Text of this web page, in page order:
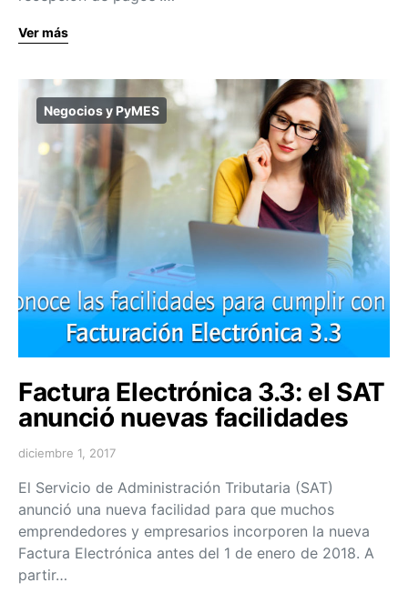
Ver más
Negocios y PyMES
Factura Electrónica 3.3: el SAT
anunció nuevas facilidades
diciembre 1, 2017
El Servicio de Administración Tributaria (SAT)
anunció una nueva facilidad para que muchos
emprendedores y empresarios incorporen la nueva
Factura Electrónica antes del 1 de enero de 2018. A
partir…